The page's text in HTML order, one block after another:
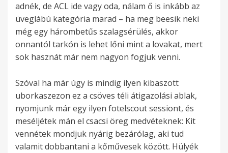
adnék, de ACL ide vagy oda, nálam ő is inkább az
üveglábú kategória marad – ha meg beesik neki
még egy hárombetűs szalagsérülés, akkor
onnantól tarkón is lehet lőni mint a lovakat, mert
sok hasznát már nem nagyon fogjuk venni.
Szóval ha már úgy is mindig ilyen kibaszott
uborkaszezon ez a csöves téli átigazolási ablak,
nyomjunk már egy ilyen fotelscout sessiont, és
meséljétek mán el csacsi öreg medvéteknek: Kit
vennétek mondjuk nyárig bezárólag, aki tud
valamit dobbantani a kőművesek között. Hülyék